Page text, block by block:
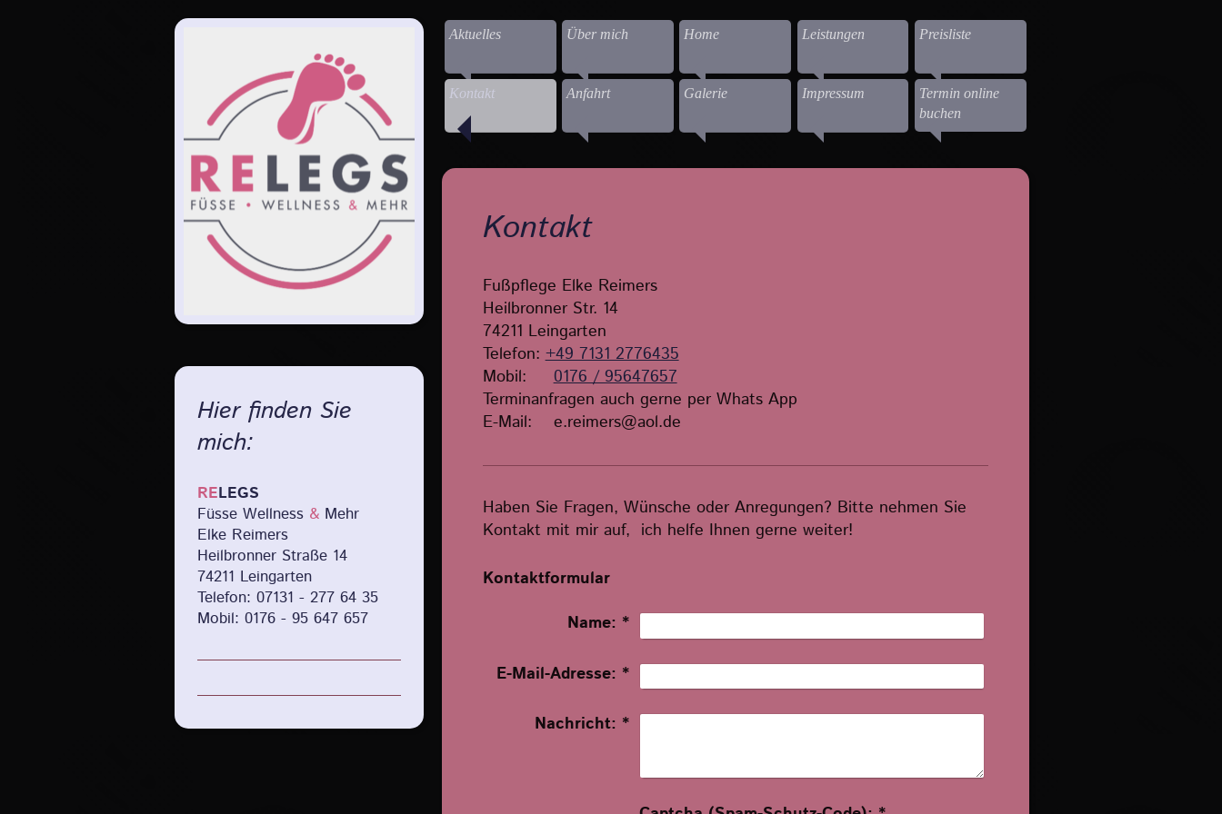
Hier finden Sie
mich:
RELEGS
Füsse Wellness & Mehr
Elke Reimers
Heilbronner Straße 14
74211 Leingarten
Telefon: 07131 - 277 64 35
Mobil: 0176 - 95 647 657
Aktuelles Über mich Home Leistungen Preisliste
Kontakt Anfahrt Galerie Impressum
Termin online
buchen
Kontakt
Fußpflege Elke Reimers
Heilbronner Str. 14
74211 Leingarten
Telefon:+49 7131 2776435
Mobil:0176 / 95647657
Terminanfragen auch gerne per Whats App
E-Mail: e.reimers@aol.de
Haben Sie Fragen, Wünsche oder Anregungen? Bitte nehmen Sie
Kontakt mit mir auf, ich helfe Ihnen gerne weiter!
Kontaktformular
Name: *
E-Mail-Adresse: *
Nachricht: *